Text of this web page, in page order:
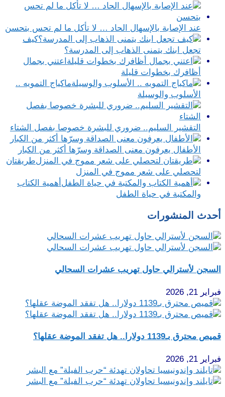
عند الإصابة بالإسهال الحاد … لا تأكل ما لم تحس بتحسن
كيف
تجعل ابنك يتمنى الذهاب إلى المدرسة؟
اعتني بجمال
أظافرك بخطوات قليلة
ماكياج التمويه ..
الأسلوب والوسيلة
التقشير السليم.. ضروري للبشرة خصوصا بفصل الشتاء
الأطفال يعرفون معنى الصداقة وسرّها أكثر من الكبار
طريقتان
لتحصلي على شعر مموج في المنزل
أهمية الكتاب
والمكتبة في حياة الطفل
أحدث المنشورات
السجن لأسترالي حاول تهريب عشرات السحالي
فبراير 21, 2026
قميص محترق بـ1139 دولارا.. هل تفقد الموضة عقلها؟
فبراير 21, 2026